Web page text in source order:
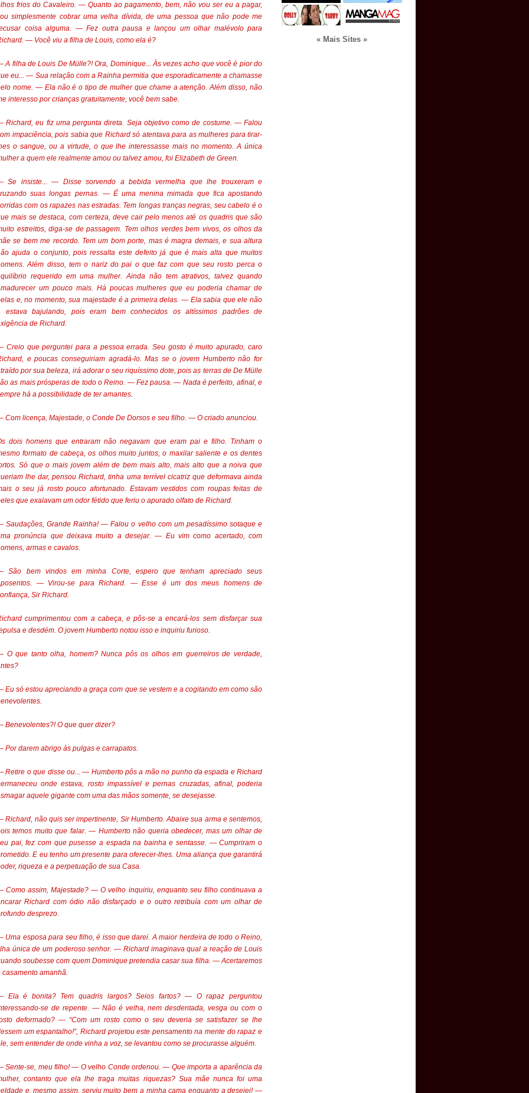
frios do Cavaleiro. — Quanto ao pagamento, bem, não vou ser eu a pagar,
simplesmente cobrar uma velha dívida, de uma pessoa que não pode me
coisa alguma. — Fez outra pausa e lançou um olhar malévolo para
— Você viu a filha de Louis, como ela é?
A filha de Louis De Mülle?! Ora, Dominique... Às vezes acho que você é pior do
eu... — Sua relação com a Rainha permitia que esporadicamente a chamasse
nome. — Ela não é o tipo de mulher que chame a atenção. Além disso, não
interesso por crianças gratuitamente, você bem sabe.
Richard, eu fiz uma pergunta direta. Seja objetivo como de costume. — Falou
impaciência, pois sabia que Richard só atentava para as mulheres para tirar-
o sangue, ou a virtude, o que lhe interessasse mais no momento. A única
a quem ele realmente amou ou talvez amou, foi Elizabeth de Green.
Se insiste... — Disse sorvendo a bebida vermelha que lhe trouxeram e
suas longas pernas. — É uma menina mimada que fica apostando
com os rapazes nas estradas. Tem longas tranças negras, seu cabelo é o
mais se destaca, com certeza, deve cair pelo menos até os quadris que são
estreitos, diga-se de passagem. Tem olhos verdes bem vivos, os olhos da
se bem me recordo. Tem um bom porte, mas é magra demais, e sua altura
ajuda o conjunto, pois ressalta este defeito já que é mais alta que muitos
Além disso, tem o nariz do pai o que faz com que seu rosto perca o
requerido em uma mulher. Ainda não tem atrativos, talvez quando
um pouco mais. Há poucas mulheres que eu poderia chamar de
e, no momento, sua majestade é a primeira delas. — Ela sabia que ele não
estava bajulando, pois eram bem conhecidos os altíssimos padrões de
de Richard.
Creio que perguntei para a pessoa errada. Seu gosto é muito apurado, caro
e poucas conseguiriam agradá-lo. Mas se o jovem Humberto não for
por sua beleza, irá adorar o seu riquíssimo dote, pois as terras de De Mülle
as mais prósperas de todo o Reino. — Fez pausa. — Nada é perfeito, afinal, e
há a possibilidade de ter amantes.
Com licença, Majestade, o Conde De Dorsos e seu filho. — O criado anunciou.
dois homens que entraram não negavam que eram pai e filho. Tinham o
formato de cabeça, os olhos muito juntos, o maxilar saliente e os dentes
Só que o mais jovem além de bem mais alto, mais alto que a noiva que
lhe dar, pensou Richard, tinha uma terrível cicatriz que deformava ainda
o seu já rosto pouco afortunado. Estavam vestidos com roupas feitas de
que exalavam um odor fétido que feriu o apurado olfato de Richard.
Saudações, Grande Rainha! — Falou o velho com um pesadíssimo sotaque e
pronúncia que deixava muito a desejar. — Eu vim como acertado, com
armas e cavalos.
São bem vindos em minha Corte, espero que tenham apreciado seus
— Virou-se para Richard. — Esse é um dos meus homens de
Sir Richard.
cumprimentou com a cabeça, e pôs-se a encará-los sem disfarçar sua
e desdém. O jovem Humberto notou isso e inquiriu furioso.
O que tanto olha, homem? Nunca pôs os olhos em guerreiros de verdade,
Eu só estou apreciando a graça com que se vestem e a cogitando em como são
Benevolentes?! O que quer dizer?
Por darem abrigo às pulgas e carrapatos.
Retire o que disse ou... — Humberto pôs a mão no punho da espada e Richard
onde estava, rosto impassível e pernas cruzadas, afinal, poderia
aquele gigante com uma das mãos somente, se desejasse.
Richard, não quis ser impertinente, Sir Humberto. Abaixe sua arma e sentemos,
temos muito que falar. — Humberto não queria obedecer, mas um olhar de
pai, fez com que pusesse a espada na bainha e sentasse. — Cumpriram o
E eu tenho um presente para oferecer-lhes. Uma aliança que garantirá
riqueza e a perpetuação de sua Casa.
Como assim, Majestade? — O velho inquiriu, enquanto seu filho continuava a
Richard com ódio não disfarçado e o outro retribuía com um olhar de
desprezo.
Uma esposa para seu filho, é isso que darei. A maior herdeira de todo o Reino,
única de um poderoso senhor. — Richard imaginava qual a reação de Louis
soubesse com quem Dominique pretendia casar sua filha. — Acertaremos
casamento amanhã.
Ela é bonita? Tem quadris largos? Seios fartos? — O rapaz perguntou
se de repente. — Não é velha, nem desdentada, vesga ou com o
deformado? — “Com um rosto como o seu deveria se satisfazer se lhe
um espantalho!”, Richard projetou este pensamento na mente do rapaz e
sem entender de onde vinha a voz, se levantou como se procurasse alguém.
Sente-se, meu filho! — O velho Conde ordenou. — Que importa a aparência da
contanto que ela lhe traga muitas riquezas? Sua mãe nunca foi uma
e, mesmo assim, serviu muito bem a minha cama enquanto a desejei! —
« Mais Sites »